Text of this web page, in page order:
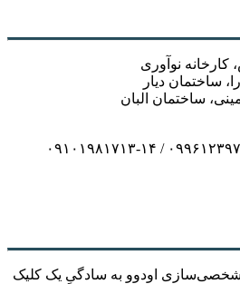
کارخانه نوآوری
ساختمان دیار
ساختمان البان
شخصی‌سازی اودوو به سادگیِ یک کلیک